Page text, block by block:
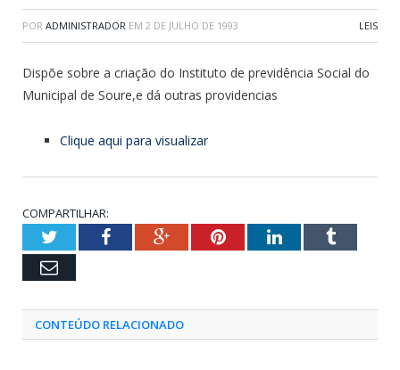
POR ADMINISTRADOR EM 2 DE JULHO DE 1993 LEIS
Dispõe sobre a criação do Instituto de previdência Social do
Municipal de Soure,e dá outras providencias
Clique aqui para visualizar
COMPARTILHAR:
TwitterFacebookGoogle+PinterestLinkedInTumblr
Email
CONTEÚDO RELACIONADO